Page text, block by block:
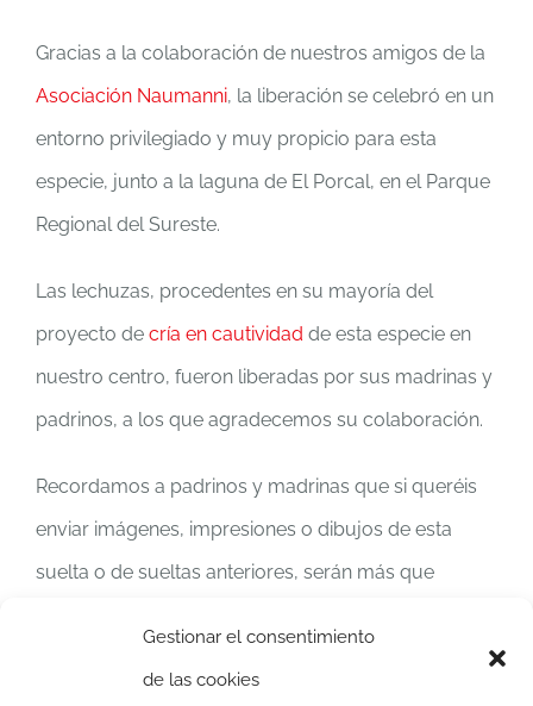
Gestionar el consentimiento
de las cookies
Gracias a la colaboración de nuestros amigos de la
Asociación Naumanni, la liberación se celebró en un
entorno privilegiado y muy propicio para esta
especie, junto a la laguna de El Porcal, en el Parque
Regional del Sureste.
Las lechuzas, procedentes en su mayoría del
proyecto de cría en cautividad de esta especie en
nuestro centro, fueron liberadas por sus madrinas y
padrinos, a los que agradecemos su colaboración.
Recordamos a padrinos y madrinas que si queréis
enviar imágenes, impresiones o dibujos de esta
suelta o de sueltas anteriores, serán más que